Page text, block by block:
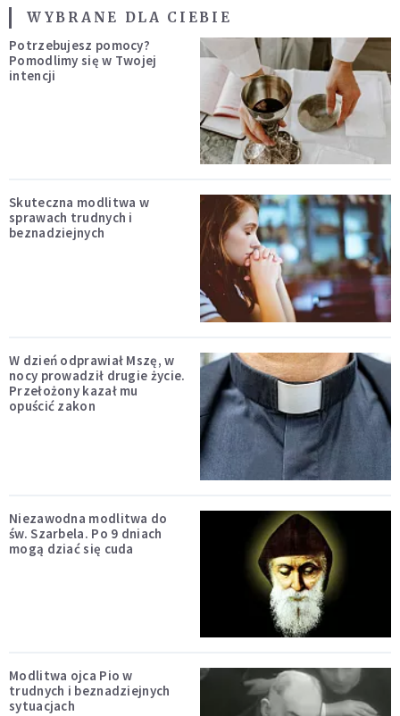
WYBRANE DLA CIEBIE
Potrzebujesz pomocy?
Pomodlimy się w Twojej
intencji
Skuteczna modlitwa w
sprawach trudnych i
beznadziejnych
W dzień odprawiał Mszę, w
nocy prowadził drugie życie.
Przełożony kazał mu
opuścić zakon
Niezawodna modlitwa do
św. Szarbela. Po 9 dniach
mogą dziać się cuda
Modlitwa ojca Pio w
trudnych i beznadziejnych
sytuacjach